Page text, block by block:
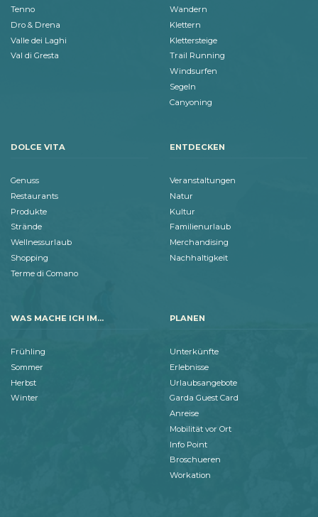
Tenno
Dro & Drena
Valle dei Laghi
Val di Gresta
Wandern
Klettern
Klettersteige
Trail Running
Windsurfen
Segeln
Canyoning
DOLCE VITA
Genuss
Restaurants
Produkte
Strände
Wellnessurlaub
Shopping
Terme di Comano
ENTDECKEN
Veranstaltungen
Natur
Kultur
Familienurlaub
Merchandising
Nachhaltigkeit
WAS MACHE ICH IM...
Frühling
Sommer
Herbst
Winter
PLANEN
Unterkünfte
Erlebnisse
Urlaubsangebote
Garda Guest Card
Anreise
Mobilität vor Ort
Info Point
Broschueren
Workation